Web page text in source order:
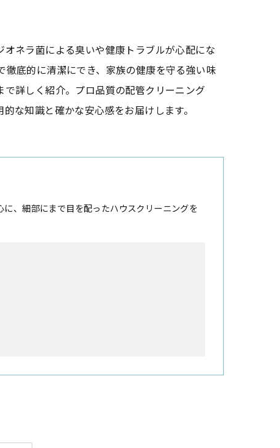
ネラ菌による臭いや健康トラブルが心配にな
底的に清潔にでき、家族の健康を守る強い味
詳しく紹介。プロ品質の配管クリーニング
な知識と確かな安心感をお届けします。
、細部にまで目を配ったハウスクリーニングを